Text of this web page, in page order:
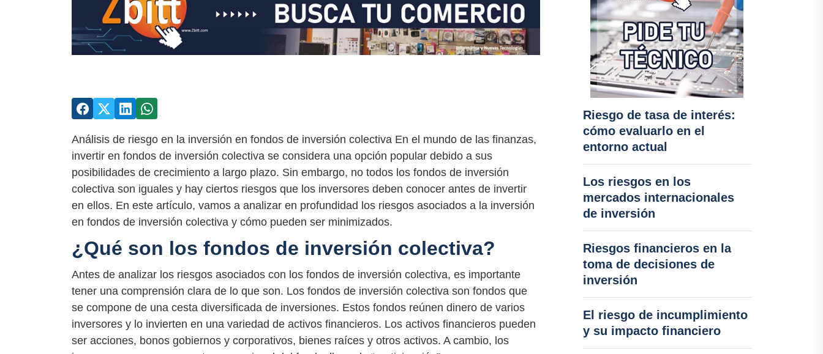
Análisis de riesgo en la inversión en fondos de inversión colectiva En el mundo de las finanzas,
invertir en fondos de inversión colectiva se considera una opción popular debido a sus
posibilidades de crecimiento a largo plazo. Sin embargo, no todos los fondos de inversión
colectiva son iguales y hay ciertos riesgos que los inversores deben conocer antes de invertir
en ellos. En este artículo, vamos a analizar en profundidad los riesgos asociados a la inversión
en fondos de inversión colectiva y cómo pueden ser minimizados.
¿Qué son los fondos de inversión colectiva?
Antes de analizar los riesgos asociados con los fondos de inversión colectiva, es importante
tener una comprensión clara de lo que son. Los fondos de inversión colectiva son fondos que
se compone de una cesta diversificada de inversiones. Estos fondos reúnen dinero de varios
inversores y lo invierten en una variedad de activos financieros. Los activos financieros pueden
ser acciones, bonos gobiernos y corporativos, bienes raíces y otros activos. A cambio, los
Riesgo de tasa de interés:
cómo evaluarlo en el
entorno actual
Los riesgos en los
mercados internacionales
de inversión
Riesgos financieros en la
toma de decisiones de
inversión
El riesgo de incumplimiento
y su impacto financiero